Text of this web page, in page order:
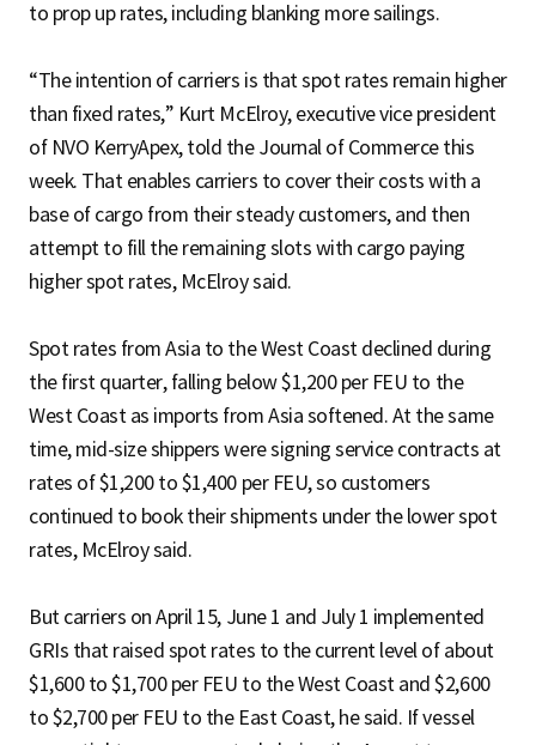
to prop up rates, including blanking more sailings.
“The intention of carriers is that spot rates remain higher
than fixed rates,” Kurt McElroy, executive vice president
of NVO KerryApex, told the Journal of Commerce this
week. That enables carriers to cover their costs with a
base of cargo from their steady customers, and then
attempt to fill the remaining slots with cargo paying
higher spot rates, McElroy said.
Spot rates from Asia to the West Coast declined during
the first quarter, falling below $1,200 per FEU to the
West Coast as imports from Asia softened. At the same
time, mid-size shippers were signing service contracts at
rates of $1,200 to $1,400 per FEU, so customers
continued to book their shipments under the lower spot
rates, McElroy said.
But carriers on April 15, June 1 and July 1 implemented
GRIs that raised spot rates to the current level of about
$1,600 to $1,700 per FEU to the West Coast and $2,600
to $2,700 per FEU to the East Coast, he said. If vessel